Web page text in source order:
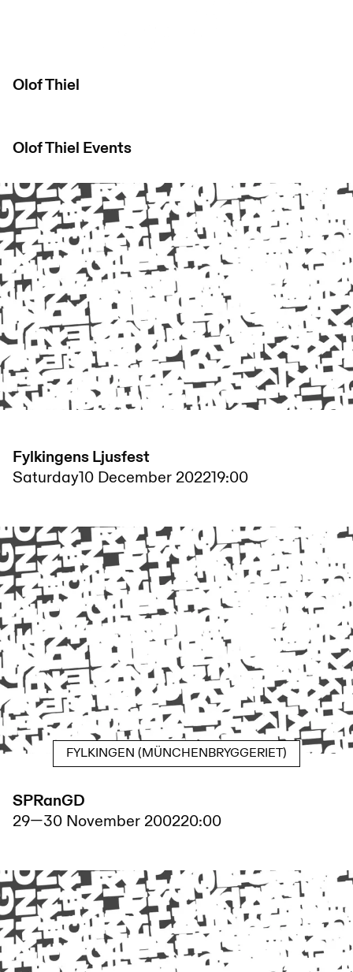
Olof Thiel
Olof Thiel Events
Fylkingens Ljusfest
Saturday10 December 202219:00
FYLKINGEN (MÜNCHENBRYGGERIET)
SPRanGD
29—30 November 200220:00